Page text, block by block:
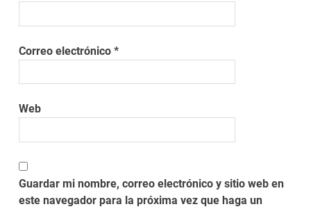
Correo electrónico*
Web
Guardar mi nombre, correo electrónico y sitio web en
este navegador para la próxima vez que haga un